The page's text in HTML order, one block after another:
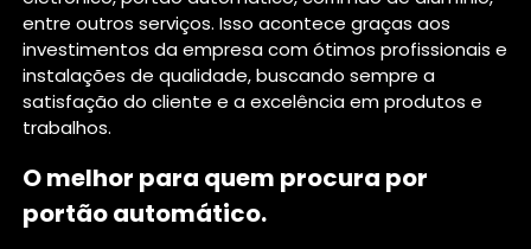
entre outros serviços. Isso acontece graças aos
investimentos da empresa com ótimos profissionais e
instalações de qualidade, buscando sempre a
satisfação do cliente e a excelência em produtos e
trabalhos.
O melhor para quem procura por
portão automático.